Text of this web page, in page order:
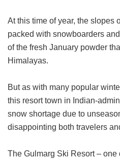
At this time of year, the slopes
packed with snowboarders
of the fresh January powder
Himalayas.
But as with many popular
this resort town in Indian-
snow shortage due to
disappointing both travelers
The Gulmarg Ski Resort –